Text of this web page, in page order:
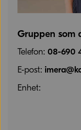
Gruppen som
Telefon: 08-690
E-post:
Enhet: